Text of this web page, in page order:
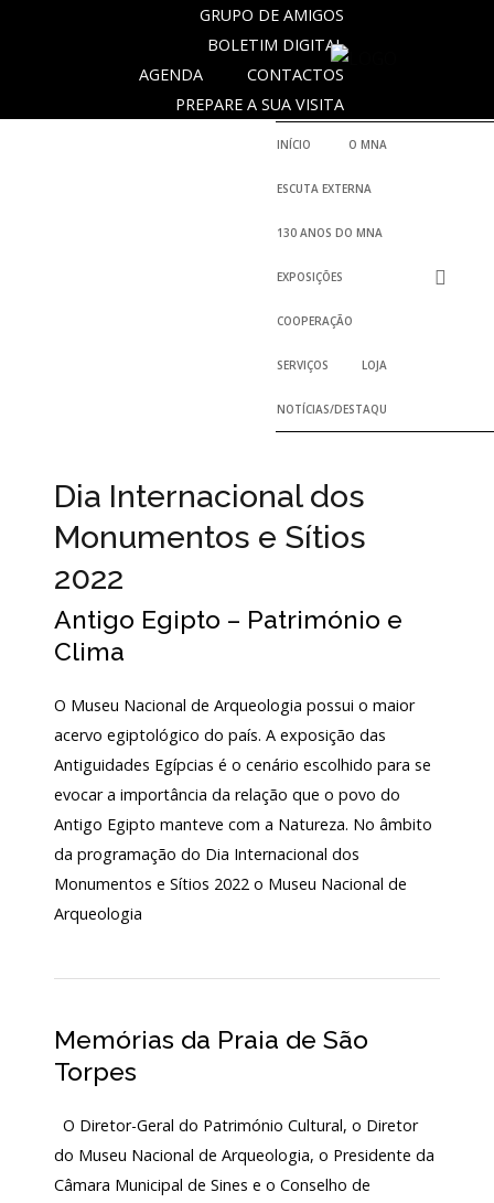
Login
Início
MNA
EXTERNA
MNA
Cooperação
Notícias/Destaques
GRUPO DE AMIGOS
BOLETIM DIGITAL
CONTACTOS
AGENDA
PREPARE A SUA VISITA
INÍCIO O MNA
ESCUTA EXTERNA
130 ANOS DO MNA
EXPOSIÇÕES
COOPERAÇÃO
SERVIÇOS LOJA
NOTÍCIAS/DESTAQUES
Dia Internacional dos
Monumentos e Sítios
2022
Antigo Egipto – Património e
Clima
O Museu Nacional de Arqueologia possui o maior
acervo egiptológico do país. A exposição das
Antiguidades Egípcias é o cenário escolhido para se
evocar a importância da relação que o povo do
Antigo Egipto manteve com a Natureza. No âmbito
da programação do Dia Internacional dos
Monumentos e Sítios 2022 o Museu Nacional de
Arqueologia
Memórias da Praia de São
Torpes
O Diretor-Geral do Património Cultural, o Diretor
do Museu Nacional de Arqueologia, o Presidente da
Câmara Municipal de Sines e o Conselho de